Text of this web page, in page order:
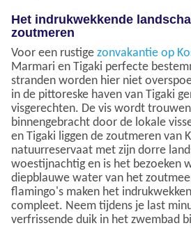
Het indrukwekkende
zoutmeren
Voor een rustige zonvakantie op
Marmari en Tigaki perfecte
stranden worden hier niet
in de pittoreske haven van Tigaki
visgerechten. De vis wordt
binnengebracht door de lokale
en Tigaki liggen de zoutmeren van
natuurreservaat met zijn dorre
woestijnachtig en is het bezoeken
diepblauwe water van het
flamingo's maken het
compleet. Neem tijdens je last
verfrissende duik in het zwembad